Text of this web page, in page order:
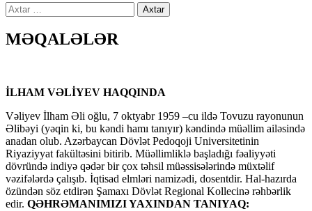
Axtarış:
MƏQALƏLƏR
İLHAM VƏLİYEV HAQQINDA
Vəliyev İlham Əli oğlu, 7 oktyabr 1959 –cu ildə Tovuzu rayonunun
Əlibəyi (yəqin ki, bu kəndi hamı tanıyır) kəndində müəllim ailəsində
anadan olub. Azərbaycan Dövlət Pedoqoji Universitetinin
Riyaziyyat fakültəsini bitirib. Müəllimliklə başladığı fəaliyyəti
dövründə indiyə qədər bir çox təhsil müəssisələrində müxtəlif
vəzifələrdə çalışıb. İqtisad elmləri namizədi, dosentdir. Hal-hazırda
özündən söz etdirən Şamaxı Dövlət Regional Kollecinə rəhbərlik
edir. QƏHRƏMANIMIZI YAXINDAN TANIYAQ: